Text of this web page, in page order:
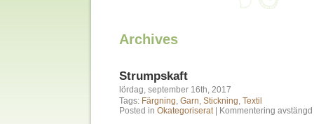
Archives
Strumpskaft
lördag, september 16th, 2017
Tags: Färgning, Garn, Stickning, Textil
Posted in Okategoriserat| Kommentering avstängd